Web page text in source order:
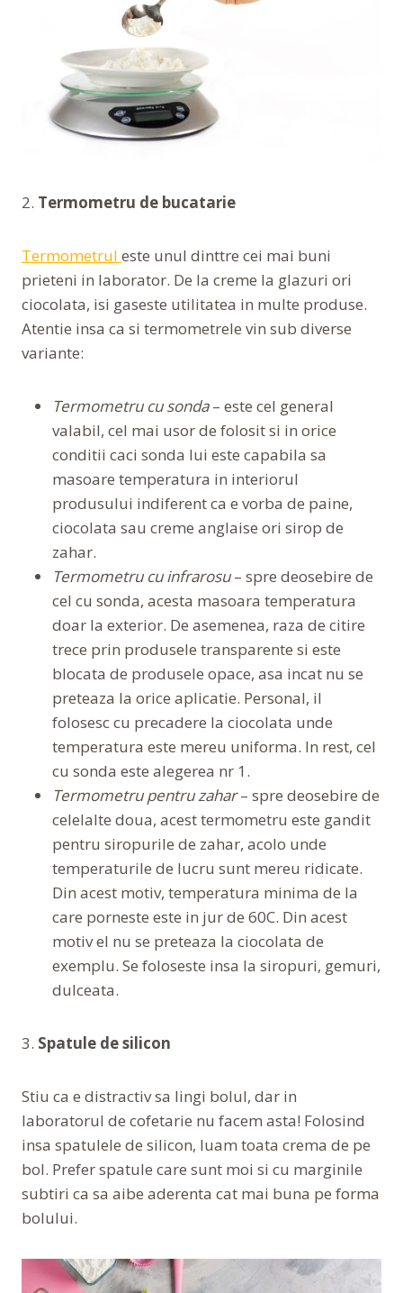
2. Termometru de bucatarie
Termometrul este unul dinttre cei mai buni
prieteni in laborator. De la creme la glazuri ori
ciocolata, isi gaseste utilitatea in multe produse.
Atentie insa ca si termometrele vin sub diverse
variante:
Termometru cu sonda– este cel general
valabil, cel mai usor de folosit si in orice
conditii caci sonda lui este capabila sa
masoare temperatura in interiorul
produsului indiferent ca e vorba de paine,
ciocolata sau creme anglaise ori sirop de
zahar.
Termometru cu infrarosu– spre deosebire de
cel cu sonda, acesta masoara temperatura
doar la exterior. De asemenea, raza de citire
trece prin produsele transparente si este
blocata de produsele opace, asa incat nu se
preteaza la orice aplicatie. Personal, il
folosesc cu precadere la ciocolata unde
temperatura este mereu uniforma. In rest, cel
cu sonda este alegerea nr 1.
Termometru pentru zahar– spre deosebire de
celelalte doua, acest termometru este gandit
pentru siropurile de zahar, acolo unde
temperaturile de lucru sunt mereu ridicate.
Din acest motiv, temperatura minima de la
care porneste este in jur de 60C. Din acest
motiv el nu se preteaza la ciocolata de
exemplu. Se foloseste insa la siropuri, gemuri,
dulceata.
3. Spatule de silicon
Stiu ca e distractiv sa lingi bolul, dar in
laboratorul de cofetarie nu facem asta! Folosind
insa spatulele de silicon, luam toata crema de pe
bol. Prefer spatule care sunt moi si cu marginile
subtiri ca sa aibe aderenta cat mai buna pe forma
bolului.